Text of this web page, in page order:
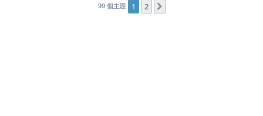
99 個主題 1 2